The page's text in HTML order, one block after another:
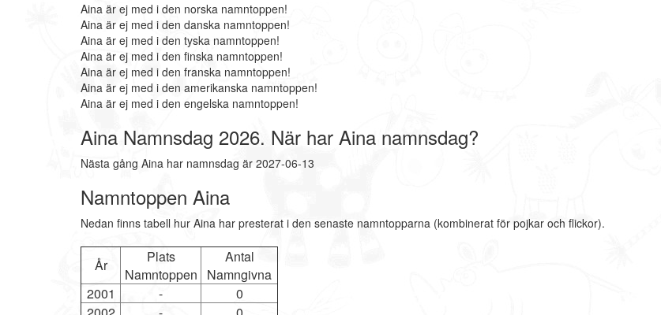
Aina är ej med i den norska namntoppen!
Aina är ej med i den danska namntoppen!
Aina är ej med i den tyska namntoppen!
Aina är ej med i den finska namntoppen!
Aina är ej med i den franska namntoppen!
Aina är ej med i den amerikanska namntoppen!
Aina är ej med i den engelska namntoppen!
Aina Namnsdag 2026. När har Aina namnsdag?
Nästa gång Aina har namnsdag är 2027-06-13
Namntoppen Aina
Nedan finns tabell hur Aina har presterat i den senaste namntopparna (kombinerat för pojkar och flickor).
År
Plats
Namntoppen
Antal
Namngivna
2001
-
0